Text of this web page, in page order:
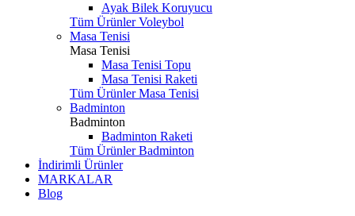
Ayak Bilek Koruyucu
Tüm Ürünler Voleybol
Masa Tenisi
Masa Tenisi
Masa Tenisi Topu
Masa Tenisi Raketi
Tüm Ürünler Masa Tenisi
Badminton
Badminton
Badminton Raketi
Tüm Ürünler Badminton
İndirimli Ürünler
MARKALAR
Blog